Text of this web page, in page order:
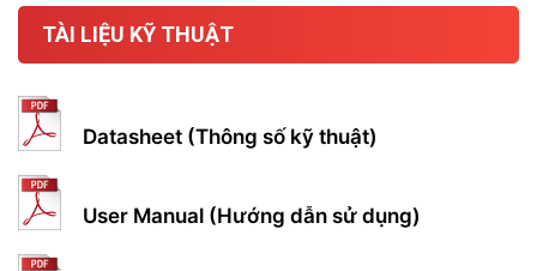
TÀI LIỆU KỸ THUẬT
Datasheet (Thông số kỹ thuật)
User Manual (Hướng dẫn sử dụng)